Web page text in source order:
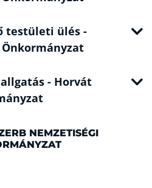
testületi ülés -
- Horvát
NEMZETISÉGI